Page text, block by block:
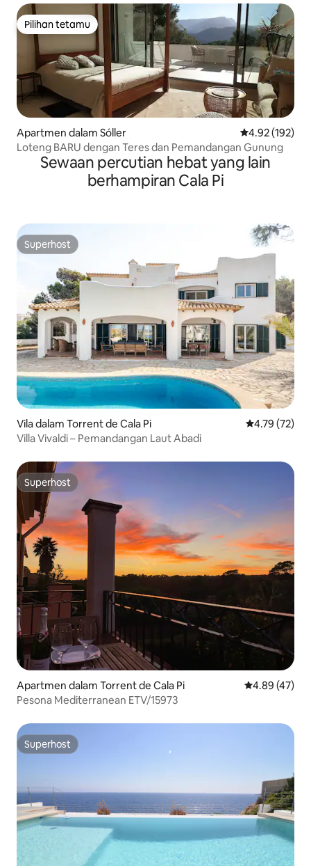
Pilihan tetamu
Pilihan tetamu
Apartmen dalam Sóller Penarafan
4.92 (192)
Loteng BARU dengan Teres dan Pemandangan Gunung
Sewaan percutian hebat yang lain
berhampiran Cala Pi
Superhost
Superhost
Vila dalam Torrent de Cala Pi Penarafan
4.79 (72)
Villa Vivaldi – Pemandangan Laut Abadi
Superhost
Superhost
Apartmen dalam Torrent de Cala Pi Penarafan
4.89 (47)
Pesona Mediterranean ETV/15973
Superhost
Superhost